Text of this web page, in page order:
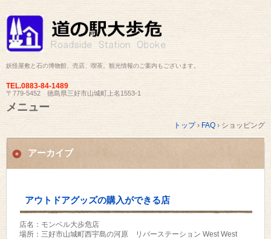
妖怪屋敷と石の博物館、売店、喫茶。観光情報のご案内もございます。
TEL.0883-84-1489
〒779-5452 徳島県三好市山城町上名1553-1
メニュー
テ
へ
トップ › FAQ › ショッピング
アーカイブ
アウトドアグッズの購入ができる店
店名：モンベル大歩危店
場所：三好市山城町西宇島の河原 リバーステーション West West